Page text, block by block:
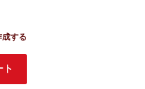
する
ト